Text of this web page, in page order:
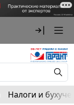
Налоги и